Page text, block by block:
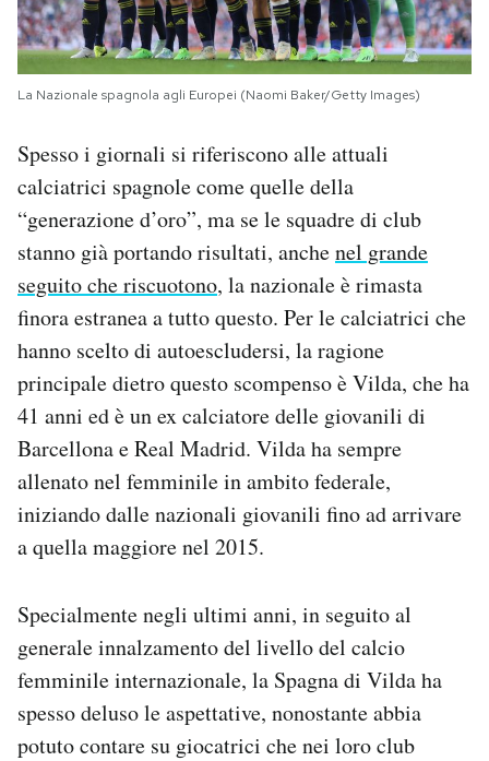
La Nazionale spagnola agli Europei (Naomi Baker/Getty Images)
Spesso i giornali si riferiscono alle attuali
calciatrici spagnole come quelle della
“generazione d’oro”, ma se le squadre di club
stanno già portando risultati, anchenel grande
seguito che riscuotono, la nazionale è rimasta
finora estranea a tutto questo. Per le calciatrici che
hanno scelto di autoescludersi, la ragione
principale dietro questo scompenso è Vilda, che ha
41 anni ed è un ex calciatore delle giovanili di
Barcellona e Real Madrid. Vilda ha sempre
allenato nel femminile in ambito federale,
iniziando dalle nazionali giovanili fino ad arrivare
a quella maggiore nel 2015.
Specialmente negli ultimi anni, in seguito al
generale innalzamento del livello del calcio
femminile internazionale, la Spagna di Vilda ha
spesso deluso le aspettative, nonostante abbia
potuto contare su giocatrici che nei loro club